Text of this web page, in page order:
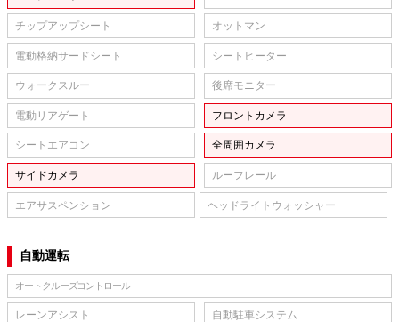
チップアップシート オットマン
電動格納サードシート シートヒーター
ウォークスルー 後席モニター
電動リアゲート フロントカメラ
シートエアコン 全周囲カメラ
サイドカメラ ルーフレール
エアサスペンション ヘッドライトウォッシャー
自動運転
オートクルーズコントロール
レーンアシスト 自動駐車システム